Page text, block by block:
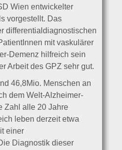
Wien entwickelter
vorgestellt. Das
differentialdiagnostischen
mit vaskulärer
Demenz hilfreich sein
Arbeit des GPZ sehr gut.
46,8Mio. Menschen an
dem Welt-Alzheimer-
Zahl alle 20 Jahre
leben derzeit etwa
einer
Diagnostik dieser